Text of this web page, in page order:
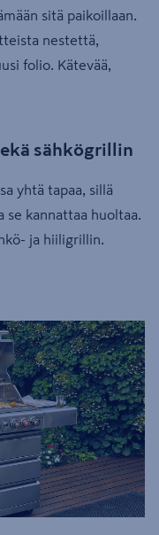
sitä paikoillaan.
nestettä,
folio. Kätevää,
sähkögrillin
yhtä tapaa, sillä
kannattaa huoltaa.
ja hiiligrillin.